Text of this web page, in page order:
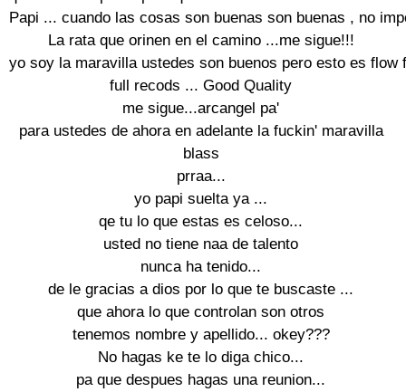
Papi ... cuando las cosas son buenas son buenas , no
La rata que orinen en el camino ...me sigue!!!
yo soy la maravilla ustedes son buenos pero esto es flow
full recods ... Good Quality
me sigue...arcangel pa'
para ustedes de ahora en adelante la fuckin' maravilla
blass
prraa...
yo papi suelta ya ...
qe tu lo que estas es celoso...
usted no tiene naa de talento
nunca ha tenido...
de le gracias a dios por lo que te buscaste ...
que ahora lo que controlan son otros
tenemos nombre y apellido... okey???
No hagas ke te lo diga chico...
pa que despues hagas una reunion...